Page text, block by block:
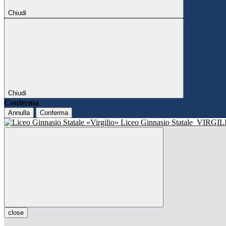
Chiudi
Chiudi
Conferma
Annulla Conferma
Liceo Ginnasio Statale
close